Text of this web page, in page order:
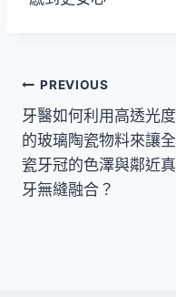
文
章
導
覽
PREVIOUS
牙醫如何利用高透光度
的玻璃陶瓷物料來讓全
瓷牙冠的色澤與鄰近真
牙無縫融合？